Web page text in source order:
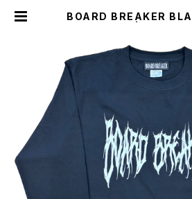
BOARD BREAKER